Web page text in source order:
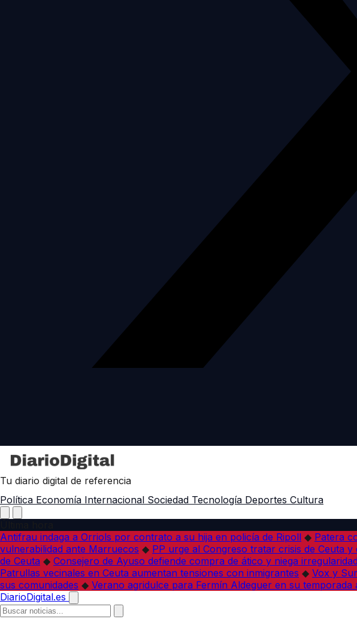
Tu diario digital de referencia
Política Economía Internacional Sociedad Tecnología Deportes Cultura
Antifrau indaga a Orriols por contrato a su hija en policía de Ripoll ◆ Patera
vulnerabilidad ante Marruecos ◆ PP urge al Congreso tratar crisis de Ceuta
de Ceuta ◆ Consejero de Ayuso defiende compra de ático y niega
Patrullas vecinales en Ceuta aumentan tensiones con inmigrantes ◆ Vox y
sus comunidades ◆ Verano agridulce para Fermín Aldeguer en su temporada
DiarioDigital.es